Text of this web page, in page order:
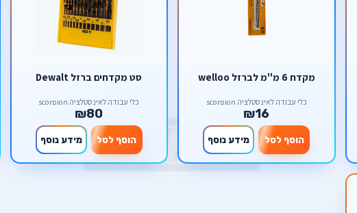
מקדח 6 מ''מ לברזל welloo
כלי עבודה לאינסטלציה scorpion
₪16
הוסף לסל מידע נוסף
סט מקדחים ברזל Dewalt
כלי עבודה לאינסטלציה scorpion
₪80
הוסף לסל מידע נוסף